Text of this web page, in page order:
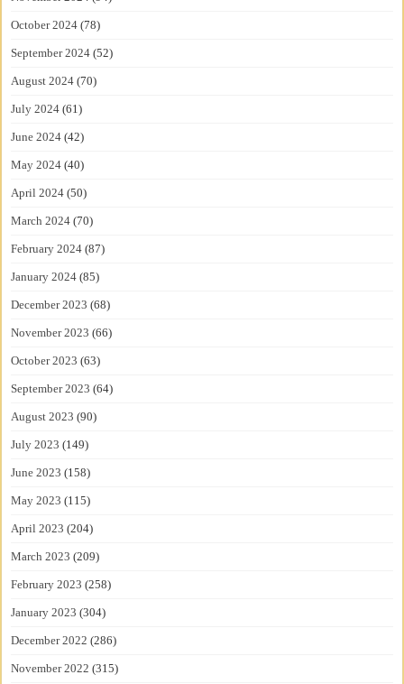
October 2024 (78)
September 2024 (52)
August 2024 (70)
July 2024 (61)
June 2024 (42)
May 2024 (40)
April 2024 (50)
March 2024 (70)
February 2024 (87)
January 2024 (85)
December 2023 (68)
November 2023 (66)
October 2023 (63)
September 2023 (64)
August 2023 (90)
July 2023 (149)
June 2023 (158)
May 2023 (115)
April 2023 (204)
March 2023 (209)
February 2023 (258)
January 2023 (304)
December 2022 (286)
November 2022 (315)